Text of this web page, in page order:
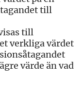
till
till
verkliga värdet
värde än vad